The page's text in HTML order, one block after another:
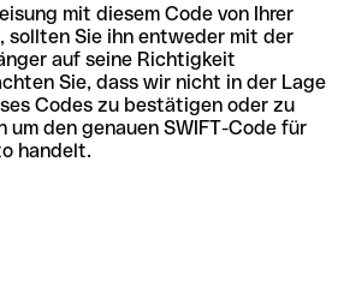
mit diesem Code von Ihrer
sollten Sie ihn entweder mit der
auf seine Richtigkeit
Sie, dass wir nicht in der Lage
Codes zu bestätigen oder zu
um den genauen SWIFT-Code für
handelt.